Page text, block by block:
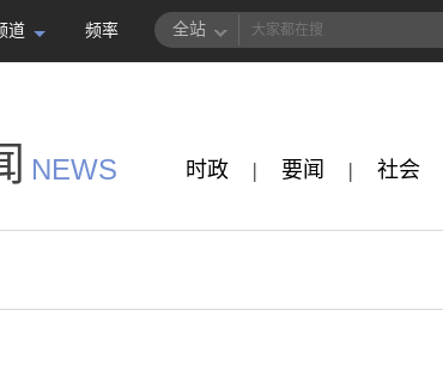
道 频率 全站
NEWS 时政 | 要闻 | 社会